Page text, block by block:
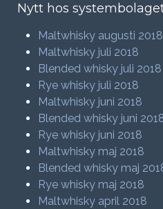
Nytt hos
Maltwhisky augusti 2018
Maltwhisky juli 2018
Blended whisky juli 2018
Rye whisky juli 2018
Maltwhisky juni 2018
Blended whisky juni
Rye whisky juni 2018
Maltwhisky maj 2018
Blended whisky maj
Rye whisky maj 2018
Maltwhisky april 2018